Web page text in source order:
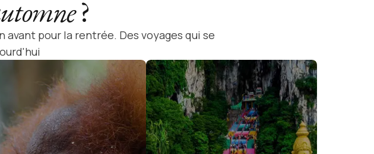
?
pour la rentrée. Des voyages qui se